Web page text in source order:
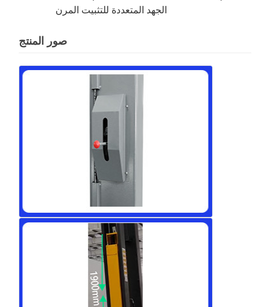
الجهد المتعددة للتثبيت المرن
صور المنتج